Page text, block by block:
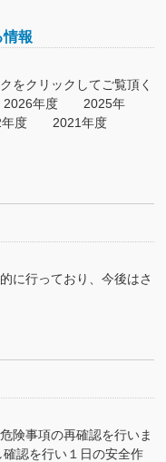
報
をクリックしてご覧頂く
2026年度 2025年
年度 2021年度
に行っており、今後はさ
険事項の再確認を行いま
認を行い１日の安全作